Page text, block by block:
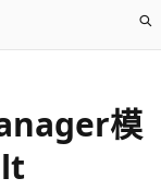
模